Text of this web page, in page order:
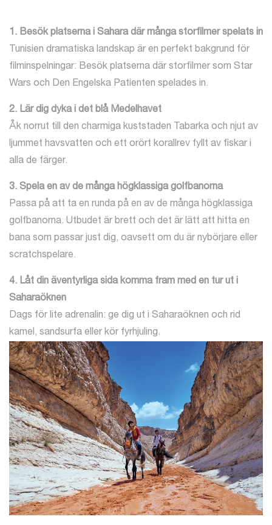
1. Besök platserna i Sahara där många storfilmer spelats in
Tunisien dramatiska landskap är en perfekt bakgrund för
filminspelningar: Besök platserna där storfilmer som Star
Wars och Den Engelska Patienten spelades in.
2. Lär dig dyka i det blå Medelhavet
Åk norrut till den charmiga kuststaden Tabarka och njut av
ljummet havsvatten och ett orört korallrev fyllt av fiskar i
alla de färger.
3. Spela en av de många högklassiga golfbanorna
Passa på att ta en runda på en av de många högklassiga
golfbanorna. Utbudet är brett och det är lätt att hitta en
bana som passar just dig, oavsett om du är nybörjare eller
scratchspelare.
4. Låt din äventyrliga sida komma fram med en tur ut i
Saharaöknen
Dags för lite adrenalin: ge dig ut i Saharaöknen och rid
kamel, sandsurfa eller kör fyrhjuling.